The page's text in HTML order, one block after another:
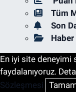
Tüm
Son
En iyi site deneyimi
faydalanıyoruz.
Sözleşmesi